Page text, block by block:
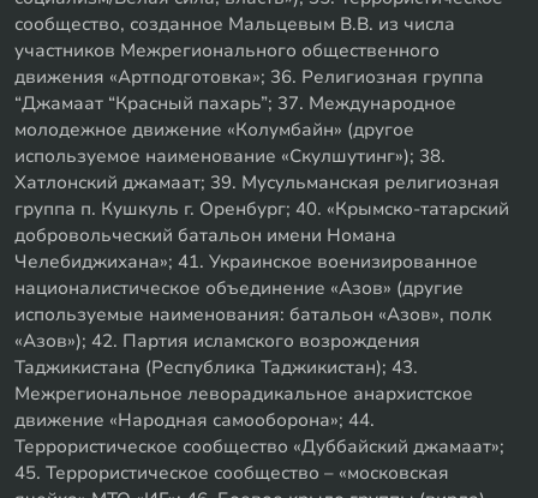
сообщество, созданное Мальцевым В.В. из числа
участников Межрегионального общественного
движения «Артподготовка»; 36. Религиозная группа
“Джамаат “Красный пахарь”; 37. Международное
молодежное движение «Колумбайн» (другое
используемое наименование «Скулшутинг»); 38.
Хатлонский джамаат; 39. Мусульманская религиозная
группа п. Кушкуль г. Оренбург; 40. «Крымско-татарский
добровольческий батальон имени Номана
Челебиджихана»; 41. Украинское военизированное
националистическое объединение «Азов» (другие
используемые наименования: батальон «Азов», полк
«Азов»); 42. Партия исламского возрождения
Таджикистана (Республика Таджикистан); 43.
Межрегиональное леворадикальное анархистское
движение «Народная самооборона»; 44.
Террористическое сообщество «Дуббайский джамаат»;
45. Террористическое сообщество – «московская